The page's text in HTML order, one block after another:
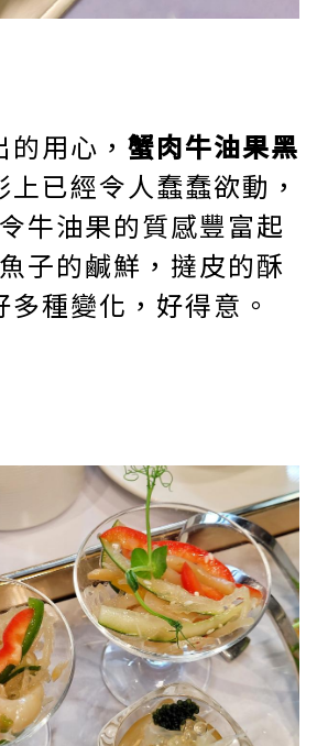
用心， 蟹肉牛油果黑
上已經令人蠢蠢欲動，
牛油果的質感豐富起
子的鹹鮮，撻皮的酥
種變化，好得意。